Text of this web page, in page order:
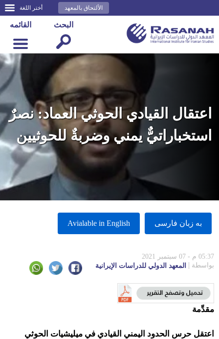
أختر اللغة الألتحاق بالمعهد
القائمه البحث
اعتقال القيادي الحوثي العماد: نصرٌ
استخباراتيٌّ يمني وضربةٌ للحوثيين
به زبان فارسى Avialable in English
05:37 م - 07 سبتمبر 2021
بواسطة
المعهد الدولي للدراسات الإيرانية
مقدِّمة
اعتقل حرس الحدود اليمني القيادي في ميليشيات الحوثي